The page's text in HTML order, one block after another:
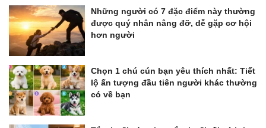
Những người có 7 đặc điểm này thường
được quý nhân nâng đỡ, dễ gặp cơ hội
hơn người
Chọn 1 chú cún bạn yêu thích nhất: Tiết
lộ ấn tượng đầu tiên người khác thường
có về bạn